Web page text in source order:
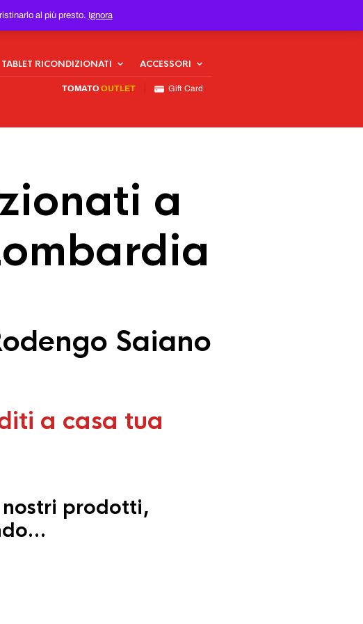
al più presto. Ignora
TABLET RICONDIZIONATI ACCESSORI
TOMATO OUTLET Gift Card
a
Saiano
a casa tua
prodotti,